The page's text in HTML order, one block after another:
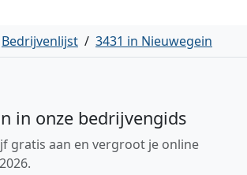
Bedrijvenlijst / 3431 in Nieuwegein
in onze bedrijvengids
gratis aan en vergroot je online